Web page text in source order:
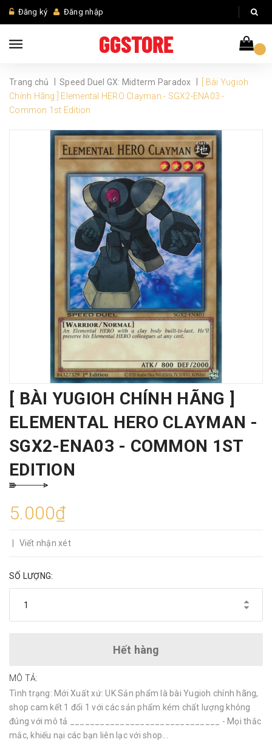
Đăng ký Đăng nhập
Trang chủ Speed Duel GX: Midterm Paradox
[ Bài Yugioh
Chính Hãng ] Elemental HERO Clayman - SGX2-ENA03 -
Common 1st Edition
[ BÀI YUGIOH CHÍNH HÃNG ]
ELEMENTAL HERO CLAYMAN -
SGX2-ENA03 - COMMON 1ST
EDITION
5.000₫
Viết nhận xét
SỐ LƯỢNG:
Hết hàng
MÔ TẢ:
Tình trạng: Mới Xuất xứ: UK Sản phẩm là bài Yugioh chính hãng,
shop cam kết 1 đổi 1 với các sản phẩm kém chất lượng không
đúng với mô tả ______________________________ - Mọi thắc
mắc, khiếu nại các bạn liên lạc với shop...